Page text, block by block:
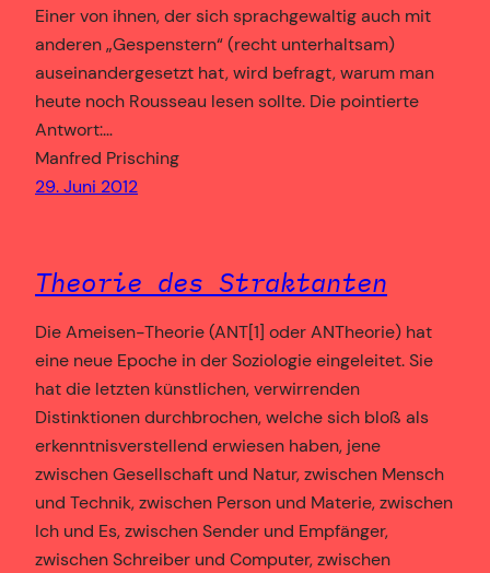
Einer von ihnen, der sich sprachgewaltig auch mit
anderen „Gespenstern“ (recht unterhaltsam)
auseinandergesetzt hat, wird befragt, warum man
heute noch Rousseau lesen sollte. Die pointierte
Antwort:…
Manfred Prisching
29. Juni 2012
Theorie des Straktanten
Die Ameisen-Theorie (ANT[1] oder ANTheorie) hat
eine neue Epoche in der Soziologie eingeleitet. Sie
hat die letzten künstlichen, verwirrenden
Distinktionen durchbrochen, welche sich bloß als
erkenntnisverstellend erwiesen haben, jene
zwischen Gesellschaft und Natur, zwischen Mensch
und Technik, zwischen Person und Materie, zwischen
Ich und Es, zwischen Sender und Empfänger,
zwischen Schreiber und Computer, zwischen